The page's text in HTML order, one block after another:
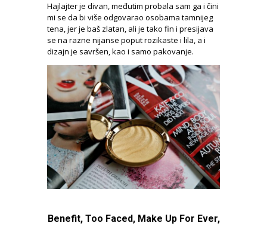
Hajlajter je divan, međutim probala sam ga i čini
mi se da bi više odgovarao osobama tamnijeg
tena, jer je baš zlatan, ali je tako fin i presijava
se na razne nijanse poput rozikaste i lila, a i
dizajn je savršen, kao i samo pakovanje.
Benefit, Too Faced, Make Up For Ever,